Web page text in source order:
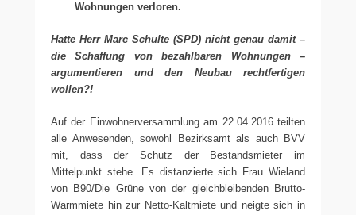
Wohnungen verloren.
Hatte Herr Marc Schulte (SPD) nicht genau damit –
die Schaffung von bezahlbaren Wohnungen –
argumentieren und den Neubau rechtfertigen
wollen?!
Auf der Einwohnerversammlung am 22.04.2016 teilten
alle Anwesenden, sowohl Bezirksamt als auch BVV
mit, dass der Schutz der Bestandsmieter im
Mittelpunkt stehe. Es distanzierte sich Frau Wieland
von B90/Die Grüne von der gleichbleibenden Brutto-
Warmmiete hin zur Netto-Kaltmiete und neigte sich in